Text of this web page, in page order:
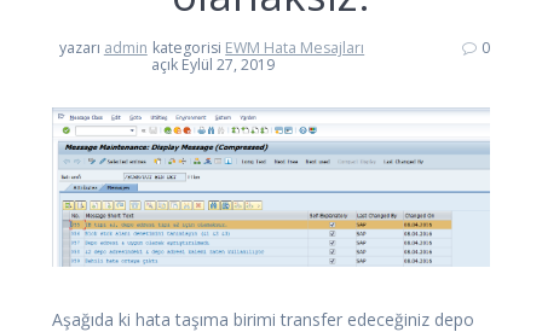
yazarı admin kategorisi EWM Hata Mesajları
açık Eylül 27, 2019
0
Aşağıda ki hata taşıma birimi transfer edeceğiniz depo